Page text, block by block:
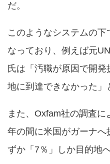
だ。
このようなシステムの
なっており、例えば元
氏は「汚職が原因で開
地に到達できなかった」
また、Oxfam社の調査
年の間に米国がガーナ
ずか「7％」しか目的地